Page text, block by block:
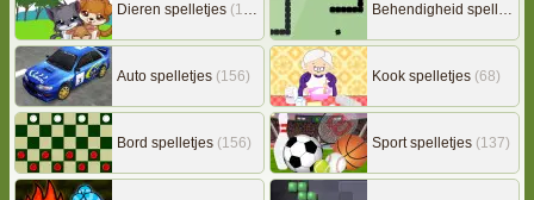
Dieren spelletjes (149) Behendigheid spelletjes
Auto spelletjes (156) Kook spelletjes (68)
Bord spelletjes (156) Sport spelletjes (137)